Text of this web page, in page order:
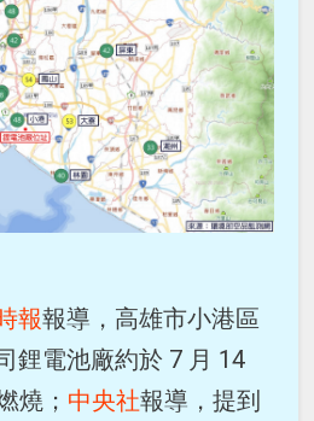
報報導，高雄市小港區
鋰電池廠約於 7 月 14
燒； 中央社報導，提到